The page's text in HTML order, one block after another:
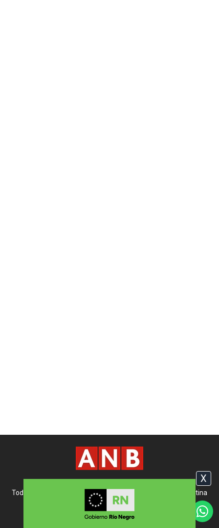
Todos los derechos reservados | Bariloche, Río Negro, Argentina
Términos y condiciones
|Acerca de ANBariloche
X